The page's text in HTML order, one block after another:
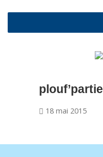
plouf’partie
18 mai 2015